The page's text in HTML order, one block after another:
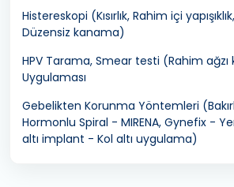
Histereskopi (Kısırlık, Rahim içi
Düzensiz kanama)
HPV Tarama, Smear testi (Rahim ağzı
Uygulaması
Gebelikten Korunma Yöntemleri
Hormonlu Spiral - MIRENA, Gynefix -
altı implant - Kol altı uygulama)